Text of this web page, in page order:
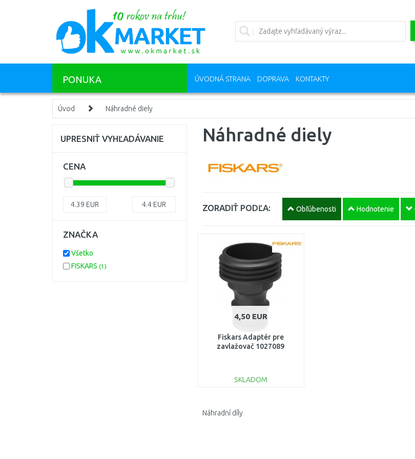
PONUKA ÚVODNÁ STRANA DOPRAVA KONTAKTY
Úvod Náhradné diely
Náhradné diely
ZORADIŤ PODĽA: Obľúbenosti Hodnotenie
4,50 EUR
Fiskars Adaptér pre
zavlažovač 1027089
SKLADOM
Náhradní díly
UPRESNIŤ VYHĽADÁVANIE
CENA
4.39 EUR 4.4 EUR
ZNAČKA
Všetko
FISKARS (1)